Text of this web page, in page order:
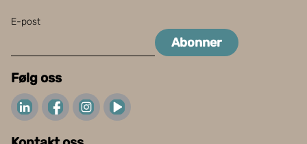
E-post
Abonner
Følg oss